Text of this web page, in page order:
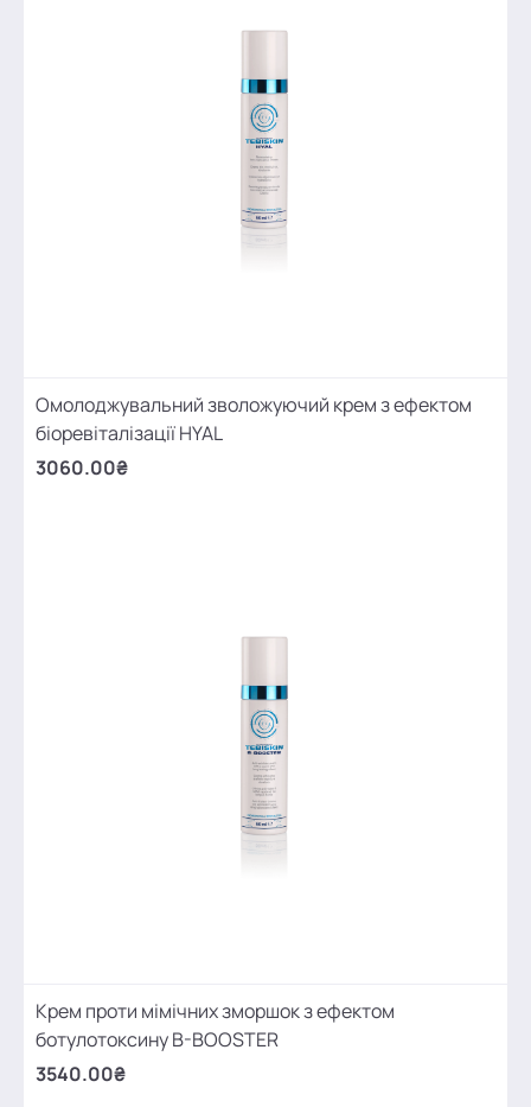
Омолоджувальний зволожуючий крем з ефектом
біоревіталізації HYAL
3060.00₴
Крем проти мімічних зморшок з ефектом
ботулотоксину B-BOOSTER
3540.00₴